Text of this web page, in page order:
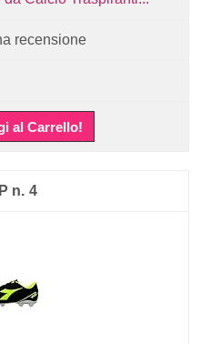
recensione
al Carrello!
4